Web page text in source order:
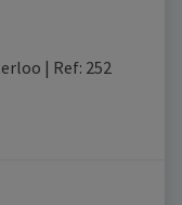
| Ref: 252